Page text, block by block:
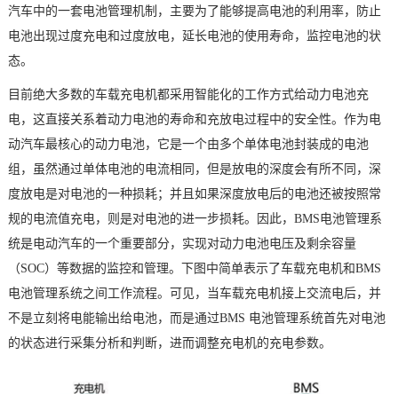
汽车中的一套电池管理机制，主要为了能够提高电池的利用率，防止
电池出现过度充电和过度放电，延长电池的使用寿命，监控电池的状
态。
目前绝大多数的车载充电机都采用智能化的工作方式给动力电池充
电，这直接关系着动力电池的寿命和充放电过程中的安全性。作为电
动汽车最核心的动力电池，它是一个由多个单体电池封装成的电池
组，虽然通过单体电池的电流相同，但是放电的深度会有所不同，深
度放电是对电池的一种损耗；并且如果深度放电后的电池还被按照常
规的电流值充电，则是对电池的进一步损耗。因此，BMS电池管理系
统是电动汽车的一个重要部分，实现对动力电池电压及剩余容量
（SOC）等数据的监控和管理。下图中简单表示了车载充电机和BMS
电池管理系统之间工作流程。可见，当车载充电机接上交流电后，并
不是立刻将电能输出给电池，而是通过BMS 电池管理系统首先对电池
的状态进行采集分析和判断，进而调整充电机的充电参数。